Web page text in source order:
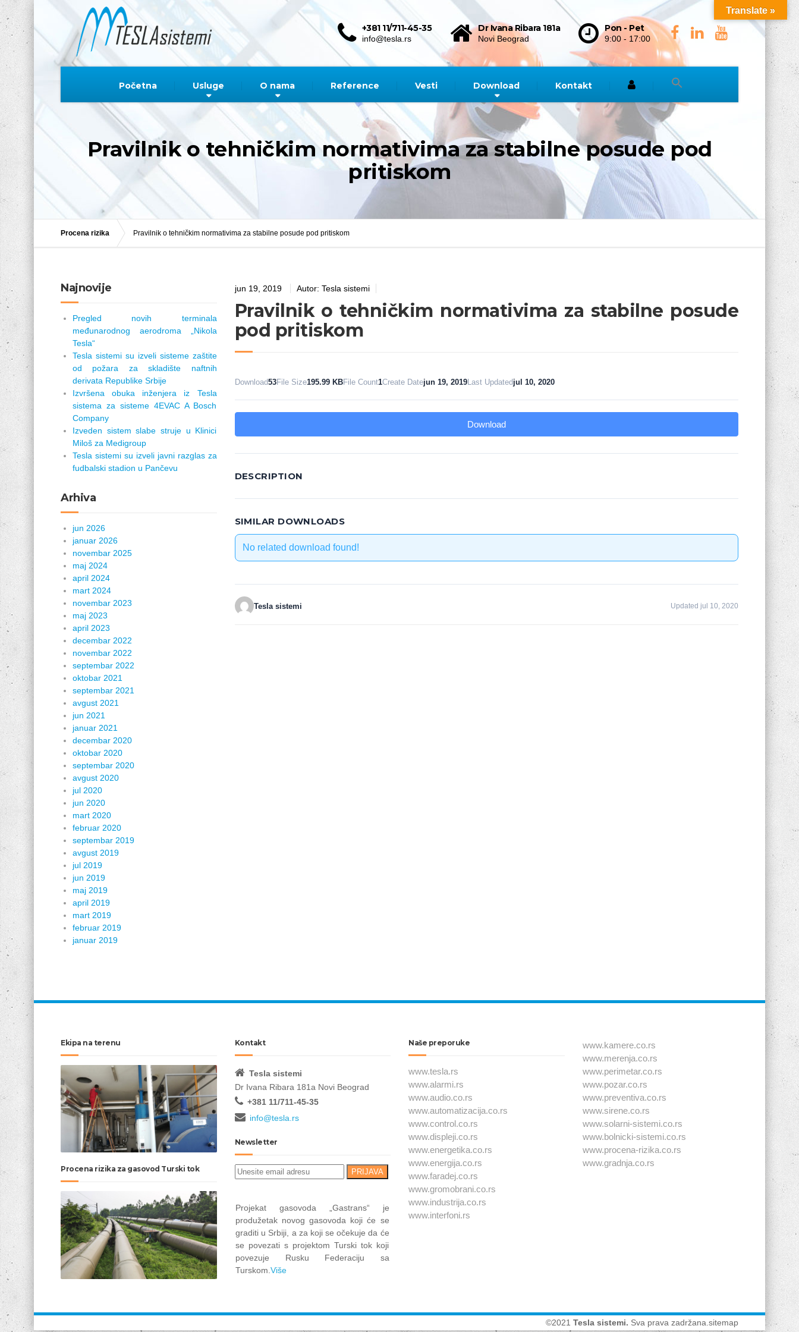
+381 11/711-45-35
info@tesla.rs
Dr Ivana Ribara 181a
Novi Beograd
Pon - Pet
9:00 - 17:00
Početna Usluge O nama Reference Vesti Download Kontakt
Pravilnik o tehničkim normativima za stabilne posude pod
pritiskom
Procena rizika Pravilnik o tehničkim normativima za stabilne posude pod pritiskom
jun 19, 2019 Autor: Tesla sistemi
Pravilnik o tehničkim normativima za stabilne posude
pod pritiskom
Download53File Size195.99 KBFile Count1Create Datejun 19, 2019Last Updatedjul 10, 2020
Download
DESCRIPTION
SIMILAR DOWNLOADS
No related download found!
Tesla sistemi Updated jul 10, 2020
Najnovije
Pregled novih terminala
međunarodnog aerodroma „Nikola
Tesla“
Tesla sistemi su izveli sisteme zaštite
od požara za skladište naftnih
derivata Republike Srbije
Izvršena obuka inženjera iz Tesla
sistema za sisteme 4EVAC A Bosch
Company
Izveden sistem slabe struje u Klinici
Miloš za Medigroup
Tesla sistemi su izveli javni razglas za
fudbalski stadion u Pančevu
Arhiva
jun 2026
januar 2026
novembar 2025
maj 2024
april 2024
mart 2024
novembar 2023
maj 2023
april 2023
decembar 2022
novembar 2022
septembar 2022
oktobar 2021
septembar 2021
avgust 2021
jun 2021
januar 2021
decembar 2020
oktobar 2020
septembar 2020
avgust 2020
jul 2020
jun 2020
mart 2020
februar 2020
septembar 2019
avgust 2019
jul 2019
jun 2019
maj 2019
april 2019
mart 2019
februar 2019
januar 2019
Ekipa na terenu
Procena rizika za gasovod Turski tok
Projekat gasovoda „Gastrans“ je
produžetak novog gasovoda koji će se
graditi u Srbiji, a za koji se očekuje da će
se povezati s projektom Turski tok koji
povezuje Rusku Federaciju sa
Turskom. Više
Kontakt
Tesla sistemi
Dr Ivana Ribara 181a Novi Beograd
+381 11/711-45-35
info@tesla.rs
Newsletter
Naše preporuke
www.tesla.rs
www.alarmi.rs
www.audio.co.rs
www.automatizacija.co.rs
www.control.co.rs
www.displeji.co.rs
www.energetika.co.rs
www.energija.co.rs
www.faradej.co.rs
www.gromobrani.co.rs
www.industrija.co.rs
www.interfoni.rs
www.kamere.co.rs
www.merenja.co.rs
www.perimetar.co.rs
www.pozar.co.rs
www.preventiva.co.rs
www.sirene.co.rs
www.solarni-sistemi.co.rs
www.bolnicki-sistemi.co.rs
www.procena-rizika.co.rs
www.gradnja.co.rs
©2021 Tesla sistemi. Sva prava zadržana. sitemap
Translate »